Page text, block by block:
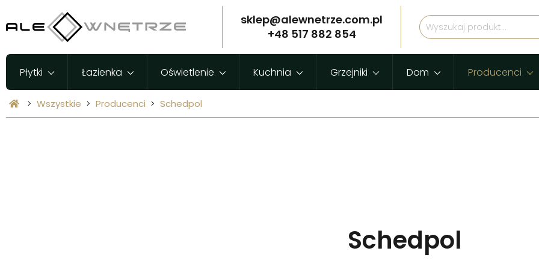
sklep@alewnetrze.com.pl
+48 517 882 854
Płytki Łazienka Oświetlenie Kuchnia Grzejniki Dom Producenci
Wszystkie Producenci Schedpol
Schedpol